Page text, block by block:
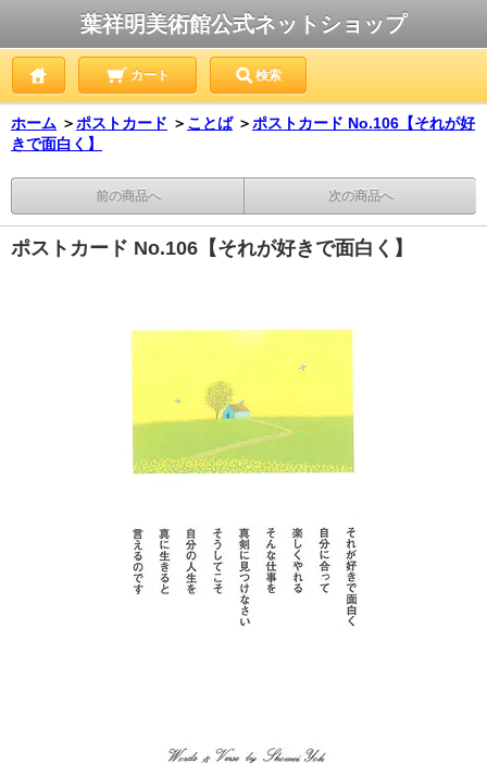
葉祥明美術館公式ネットショップ
カート 検索
ホーム ＞ポストカード ＞ ことば ＞ポストカード No.106【それが好
きで面白く】
前の商品へ 次の商品へ
ポストカード No.106【それが好きで面白く】